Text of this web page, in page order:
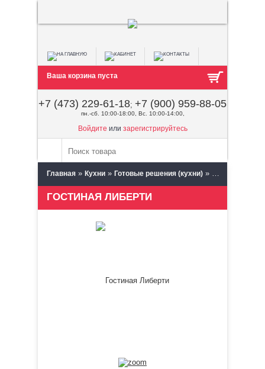
Ваша корзина пуста
+7 (473) 229-61-18; +7 (900) 959-88-05
пн.-сб. 10:00-18:00, Вс. 10:00-14:00,
Войдите или зарегистрируйтесь
Главная » Кухни » Готовые решения (кухни) » Альбина
ГОСТИНАЯ ЛИБЕРТИ